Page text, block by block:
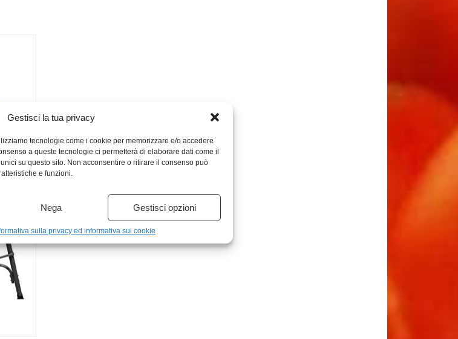
Gestisci la tua privacy
tecnologie come i cookie per memorizzare e/o accedere
a queste tecnologie ci permetterà di elaborare dati come il
su questo sito. Non acconsentire o ritirare il consenso può
e funzioni.
Nega Gestisci opzioni
sulla privacy ed informativa sui cookie